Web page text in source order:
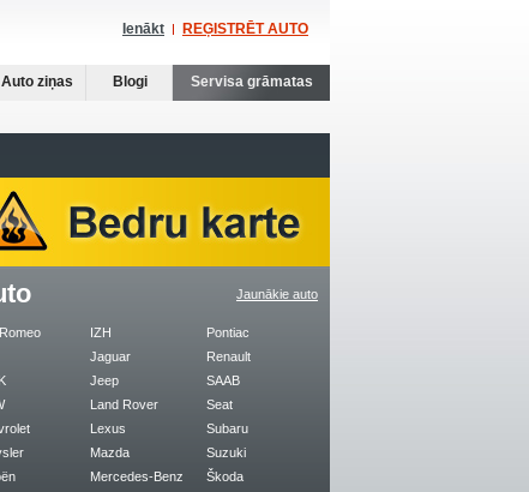
Ienākt REĢISTRĒT AUTO
Auto ziņas Blogi Servisa grāmatas
Jaunākie auto
IZH
Jaguar
Jeep
Land Rover
Lexus
Mazda
Mercedes-Benz
Pontiac
Renault
SAAB
Seat
Subaru
Suzuki
Škoda